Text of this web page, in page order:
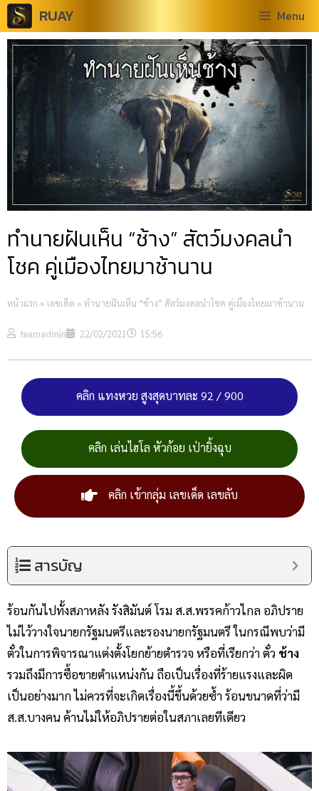
RUAY Menu
ทำนายฝันเห็น “ช้าง” สัตว์มงคลนำ
โชค คู่เมืองไทยมาช้านาน
หน้าแรก » เลขเด็ด » ทำนายฝันเห็น “ช้าง” สัตว์มงคลนำโชค คู่เมืองไทยมาช้านาน
teamadmin 22/02/2021 15:56
คลิก แทงหวย สูงสุดบาทละ 92 / 900
คลิก เล่นไฮโล หัวก้อย เป่ายิ้งฉุบ
คลิก เข้ากลุ่ม เลขเด็ด เลขลับ
สารบัญ
ร้อนกันไปทั้งสภาหลัง รังสิมันต์ โรม ส.ส.พรรคก้าวไกล อภิปราย
ไม่ไว้วางใจนายกรัฐมนตรีและรองนายกรัฐมนตรี ในกรณีพบว่ามี
ตั๋วในการพิจารณาแต่งตั้งโยกย้ายตำรวจ หรือที่เรียกว่า ตั๋ว ช้าง
รวมถึงมีการซื้อขายตำแหน่งกัน ถือเป็นเรื่องที่ร้ายแรงและผิด
เป็นอย่างมาก ไม่ควรที่จะเกิดเรื่องนี้ขึ้นด้วยซ้ำ ร้อนขนาดที่ว่ามี
ส.ส.บางคน ค้านไม่ให้อภิปรายต่อในสภาเลยทีเดียว